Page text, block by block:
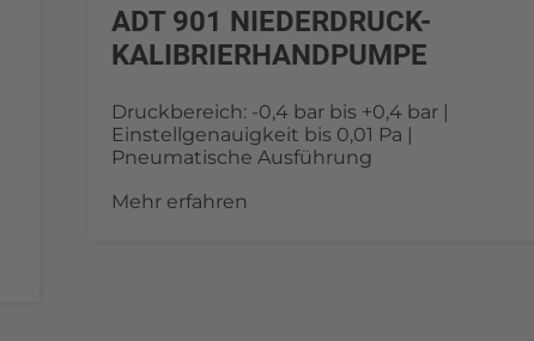
ADT 901 NIEDERDRUCK-
KALIBRIERHANDPUMPE
Druckbereich: -0,4 bar bis +0,4 bar |
Einstellgenauigkeit bis 0,01 Pa |
Pneumatische Ausführung
Mehr erfahren